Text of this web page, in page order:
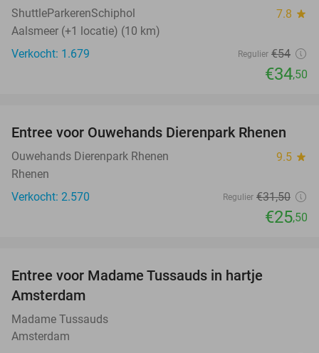
ShuttleParkerenSchiphol 7.8 star
Aalsmeer (+1 locatie) (10 km)
Verkocht: 1.679
Regulier €54
€34,50
19%
Entree voor Ouwehands Dierenpark Rhenen
Ouwehands Dierenpark Rhenen 9.5 star
Rhenen
Verkocht: 2.570
Regulier €31,50
€25,50
Entree voor Madame Tussauds in hartje
Amsterdam
Madame Tussauds
Amsterdam